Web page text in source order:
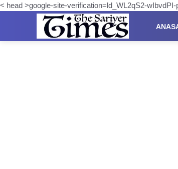
< head >google-site-verification=ld_WL2qS2-